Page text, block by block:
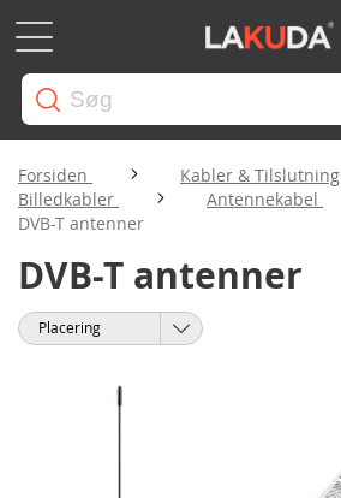
Forsiden
Kabler & Tilslutning
Billedkabler
Antennekabel
DVB-T antenner
DVB-T antenner
Sorter